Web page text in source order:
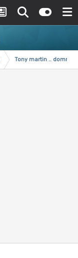
Tony martin ..